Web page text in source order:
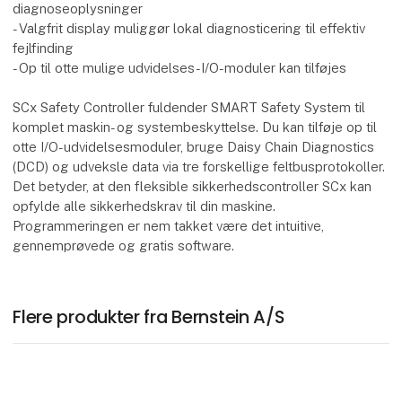
diagnoseoplysninger
- Valgfrit display muliggør lokal diagnosticering til effektiv
fejlfinding
- Op til otte mulige udvidelses-I/O-moduler kan tilføjes
SCx Safety Controller fuldender SMART Safety System til
komplet maskin- og systembeskyttelse. Du kan tilføje op til
otte I/O-udvidelsesmoduler, bruge Daisy Chain Diagnostics
(DCD) og udveksle data via tre forskellige feltbusprotokoller.
Det betyder, at den fleksible sikkerhedscontroller SCx kan
opfylde alle sikkerhedskrav til din maskine.
Programmeringen er nem takket være det intuitive,
gennemprøvede og gratis software.
Flere produkter fra Bernstein A/S